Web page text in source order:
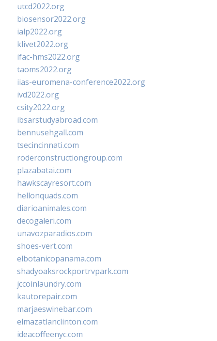
utcd2022.org
biosensor2022.org
ialp2022.org
klivet2022.org
ifac-hms2022.org
taoms2022.org
iias-euromena-conference2022.org
ivd2022.org
csity2022.org
ibsarstudyabroad.com
bennusehgall.com
tsecincinnati.com
roderconstructiongroup.com
plazabatai.com
hawkscayresort.com
hellonquads.com
diarioanimales.com
decogaleri.com
unavozparadios.com
shoes-vert.com
elbotanicopanama.com
shadyoaksrockportrvpark.com
jccoinlaundry.com
kautorepair.com
marjaeswinebar.com
elmazatlanclinton.com
ideacoffeenyc.com